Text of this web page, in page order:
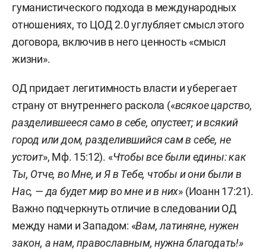
гуманистического подхода в международных
отношениях, то ЦОД 2.0 углубляет смысл этого
договора, включив в него ценность «смысл
жизни».
ОД придает легитимность власти и уберегает
страну от внутреннего раскола («всякое царство,
разделившееся само в себе, опустеет; и всякий
город или дом, разделившийся сам в себе, не
устоит», Мф. 15:12). «Чтобы все были едины: как
Ты, Отче, во Мне, и Я в Тебе, чтобы и они были в
Нас, — да будет мир во мне и в них» (Иоанн 17:21).
Важно подчеркнуть отличие в следовании ОД
между нами и Западом: «Вам, латиняне, нужен
закон, а нам, православным, нужна благодать!»